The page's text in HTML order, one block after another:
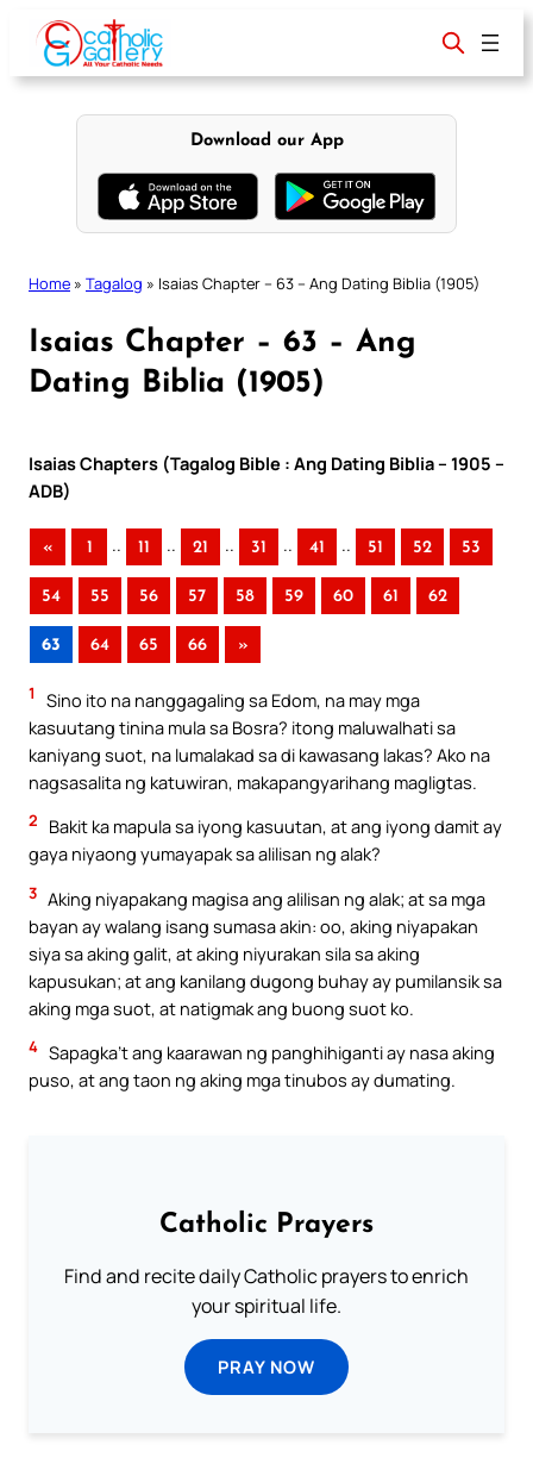
content
Download our App
Home » Tagalog » Isaias Chapter – 63 – Ang Dating Biblia (1905)
Isaias Chapter – 63 – Ang
Dating Biblia (1905)
Isaias Chapters (Tagalog Bible : Ang Dating Biblia – 1905 –
ADB)
« 1 .. 11 .. 21 .. 31 .. 41 .. 51 52 53
54 55 56 57 58 59 60 61 62
63 64 65 66 »
1
Sino ito na nanggagaling sa Edom, na may mga
kasuutang tinina mula sa Bosra? itong maluwalhati sa
kaniyang suot, na lumalakad sa di kawasang lakas? Ako na
nagsasalita ng katuwiran, makapangyarihang magligtas.
2
Bakit ka mapula sa iyong kasuutan, at ang iyong damit ay
gaya niyaong yumayapak sa alilisan ng alak?
3 Aking niyapakang magisa ang alilisan ng alak; at sa mga
bayan ay walang isang sumasa akin: oo, aking niyapakan
siya sa aking galit, at aking niyurakan sila sa aking
kapusukan; at ang kanilang dugong buhay ay pumilansik sa
aking mga suot, at natigmak ang buong suot ko.
4 Sapagka’t ang kaarawan ng panghihiganti ay nasa aking
puso, at ang taon ng aking mga tinubos ay dumating.
Catholic Prayers
Find and recite daily Catholic prayers to enrich
your spiritual life.
PRAY NOW